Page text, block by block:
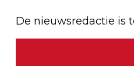
De nieuwsredactie is